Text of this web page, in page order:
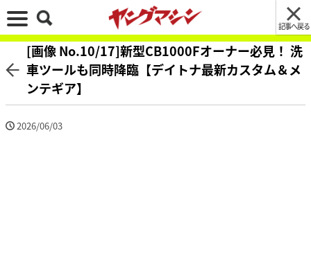
記事へ戻る
[画像 No.10/17]新型CB1000Fオーナー必見！ 洗
車ツールも同時降臨【デイトナ最新カスタム＆メ
ンテギア】
2026/06/03